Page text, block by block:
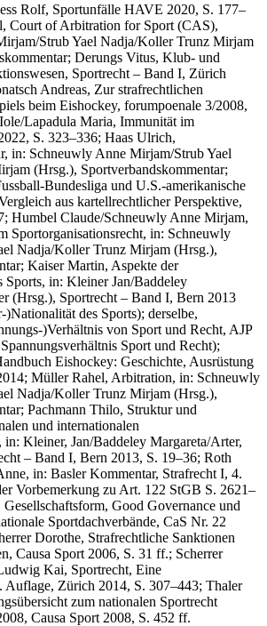
Rolf, Sportunfälle HAVE 2020, S. 177–
, Court of Arbitration for Sport (CAS),
Strub Yael Nadja/Koller Trunz Mirjam
Derungs Vitus, Klub- und
Sportrecht – Band I, Zürich
Andreas, Zur strafrechtlichen
beim Eishockey, forumpoenale 3/2008,
Lapadula Maria, Immunität im
S. 323–336; Haas Ulrich,
in: Schneuwly Anne Mirjam/Strub Yael
(Hrsg.), Sportverbandskommentar;
Bundesliga und U.S.-amerikanische
aus kartellrechtlicher Perspektive,
Humbel Claude/Schneuwly Anne Mirjam,
Sportorganisationsrecht, in: Schneuwly
Nadja/Koller Trunz Mirjam (Hrsg.),
Kaiser Martin, Aspekte der
Sports, in: Kleiner Jan/Baddeley
(Hrsg.), Sportrecht – Band I, Bern 2013
des Sports); derselbe,
)Verhältnis von Sport und Recht, AJP
Sport und Recht);
Eishockey: Geschichte, Ausrüstung
MüllerRahel, Arbitration, in: Schneuwly
Nadja/Koller Trunz Mirjam (Hrsg.),
Pachmann Thilo, Struktur und
und internationalen
in: Kleiner, Jan/Baddeley Margareta/Arter,
– Band I, Bern 2013, S. 19–36; Roth
in: Basler Kommentar, Strafrecht I, 4.
Vorbemerkung zu Art. 122 StGB S. 2621–
Gesellschaftsform, Good Governance und
Sportdachverbände, CaS Nr. 22
Dorothe, Strafrechtliche Sanktionen
Causa Sport 2006, S. 31 ff.; Scherrer
Kai, Sportrecht, Eine
Auflage, Zürich 2014, S. 307–443; Thaler
zum nationalen Sportrecht
Causa Sport 2008, S. 452 ff.